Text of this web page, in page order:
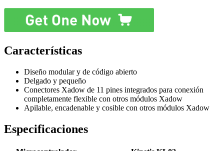
Características
Diseño modular y de código abierto
Delgado y pequeño
Conectores Xadow de 11 pines integrados para conexión
completamente flexible con otros módulos Xadow
Apilable, encadenable y cosible con otros módulos Xadow
Especificaciones